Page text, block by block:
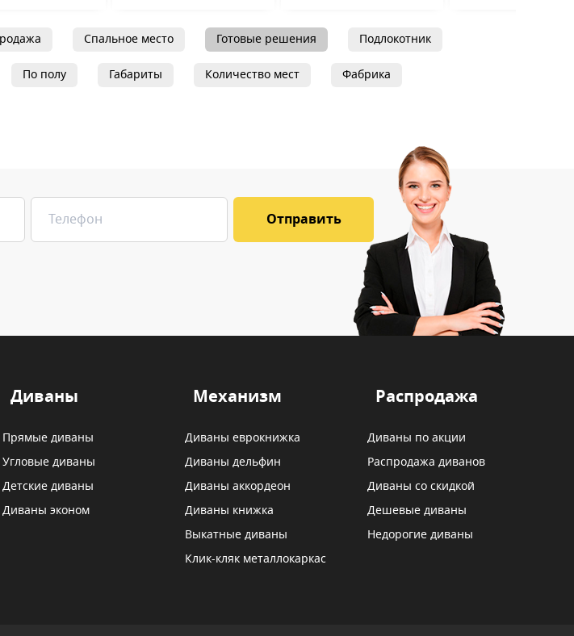
Спальное место Готовые решения Подлокотник
По полу Габариты Количество мест Фабрика
Диваны
Прямые диваны
Угловые диваны
Детские диваны
Диваны эконом
Механизм
Диваны еврокнижка
Диваны дельфин
Диваны аккордеон
Диваны книжка
Выкатные диваны
Клик-кляк металлокаркас
Распродажа
Диваны по акции
Распродажа диванов
Диваны со скидкой
Дешевые диваны
Недорогие диваны